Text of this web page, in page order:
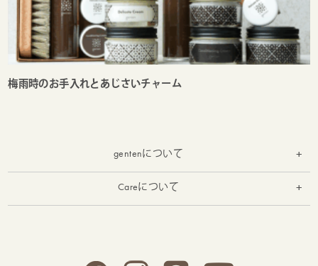
梅雨時のお手入れとあじさいチャーム
gentenについて
お知らせ
Careについて